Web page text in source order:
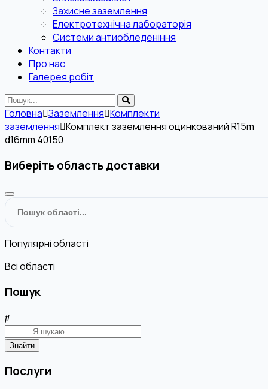
Захисне заземлення
Електротехнічна лабораторія
Системи антиобледеніння
Контакти
Про нас
Галерея робіт
Головна Заземлення Комплекти
заземлення Комплект заземлення оцинкований R15m
d16mm 40150
Виберіть область доставки
Популярні області
Всі області
Пошук
Знайти
Послуги